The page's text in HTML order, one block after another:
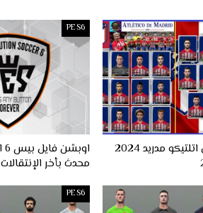
فيس باك نادي اتلتيكو مدريد 2024
PES6
محدث بأخر الإنتقالات
PES6